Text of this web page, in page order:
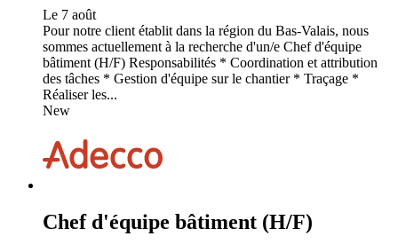
Le 7 août
Pour notre client établit dans la région du Bas-Valais, nous
sommes actuellement à la recherche d'un/e Chef d'équipe
bâtiment (H/F) Responsabilités * Coordination et attribution
des tâches * Gestion d'équipe sur le chantier * Traçage *
Réaliser les...
New
Chef d'équipe bâtiment (H/F)